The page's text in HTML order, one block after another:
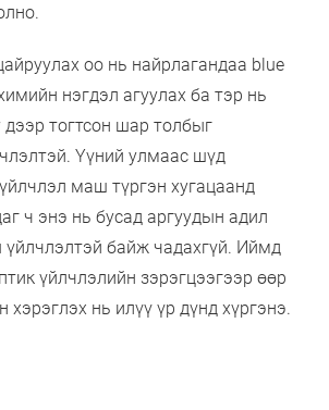
оо нь найрлагандаа blue
нэгдэл агуулах ба тэр нь
дээр тогтсон шар толбыг
Үүний улмаас шүд
маш түргэн хугацаанд
ч энэ нь бусад аргуудын адил
үйлчлэлтэй байж чадахгүй. Иймд
үйлчлэлийн зэрэгцээгээр өөр
хэрэглэх нь илүү үр дүнд хүргэнэ.